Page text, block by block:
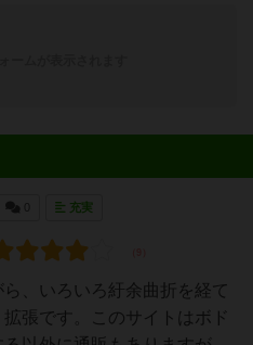
充実
、いろいろ紆余曲折を経て
拡張です。このサイトはボド